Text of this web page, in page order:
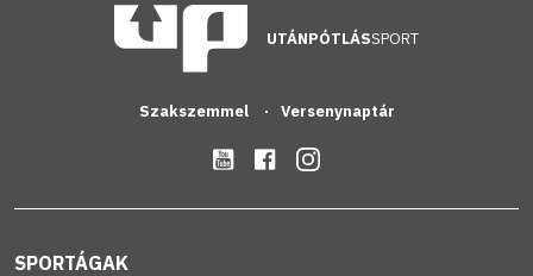
UTÁNPÓTLÁSSPORT
Szakszemmel Versenynaptár
SPORTÁGAK